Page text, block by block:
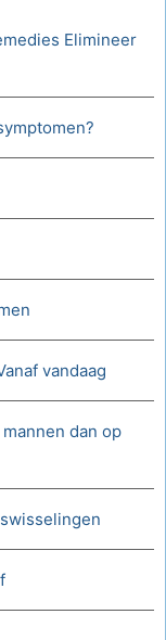
Elimineer
vandaag
dan op